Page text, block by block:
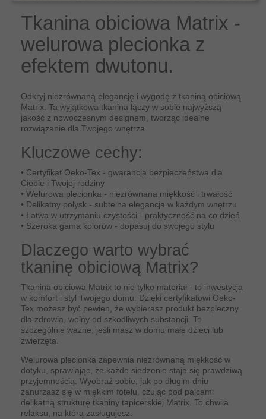
Tkanina obiciowa Matrix -
welurowa plecionka z
efektem dwutonu.
Odkryj niezrównaną elegancję i wygodę z tkaniną obiciową
Matrix. Ta wyjątkowa tkanina łączy w sobie najwyższą
jakość z nowoczesnym designem, tworząc idealne
rozwiązanie dla Twojego wnętrza.
Kluczowe cechy:
• Certyfikat Oeko-Tex - gwarancja bezpieczeństwa dla
Ciebie i Twojej rodziny
• Welurowa plecionka - niezrównana miękkość i trwałość
• Delikatny połysk - subtelna elegancja w każdym wnętrzu
• Łatwa w utrzymaniu czystości - praktyczność na co dzień
• Szeroka gama kolorów - dopasuj do swojego stylu
Dlaczego warto wybrać
tkaninę obiciową Matrix?
Tkanina obiciowa Matrix to nie tylko materiał - to inwestycja
w komfort i styl Twojego domu. Dzięki certyfikatowi Oeko-
Tex możesz być pewien, że wybierasz produkt bezpieczny
dla zdrowia, wolny od szkodliwych substancji. To
szczególnie ważne, jeśli masz w domu małe dzieci lub
zwierzęta.
Welurowa plecionka zapewnia niezrównaną miękkość w
dotyku, sprawiając, że każde siedzenie staje się prawdziwą
przyjemnością. Wyobraź sobie, jak po długim dniu
zanurzasz się w miękkim fotelu, czując pod palcami
delikatną strukturę tkaniny tapicerskiej Matrix. To chwila
relaksu, na którą zasługujesz.